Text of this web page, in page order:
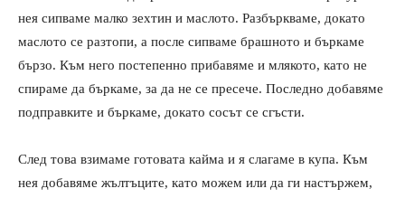
нея сипваме малко зехтин и маслото. Разбъркваме, докато
маслото се разтопи, а после сипваме брашното и бъркаме
бързо. Към него постепенно прибавяме и млякото, като не
спираме да бъркаме, за да не се пресече. Последно добавяме
подправките и бъркаме, докато сосът се сгъсти.
След това взимаме готовата кайма и я слагаме в купа. Към
нея добавяме жълтъците, като можем или да ги настържем,